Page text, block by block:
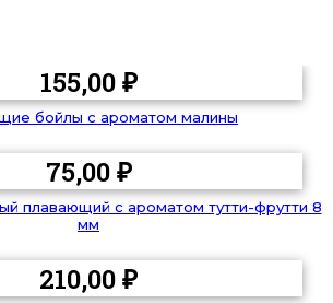
155,00₽
бойлы с ароматом малины
75,00₽
плавающий с ароматом тутти-фрутти 8
мм
210,00₽